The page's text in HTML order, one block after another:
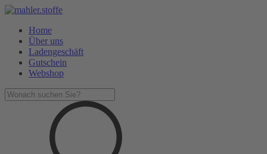
Home
Über uns
Ladengeschäft
Gutschein
Webshop